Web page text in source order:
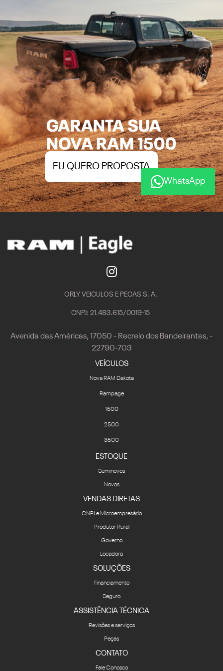
EU QUERO PROPOSTA
ORLY VEICULOS E PECAS S. A.
CNPJ: 21.483.615/0019-15
Avenida das Américas, 17050 - Recreio dos Bandeirantes, -
22790-703
VEÍCULOS
Nova RAM Dakota
Rampage
1500
2500
3500
ESTOQUE
Seminovos
Novos
VENDAS DIRETAS
CNPJ e Microempresário
Produtor Rural
Governo
Locadora
SOLUÇÕES
Financiamento
Seguro
ASSISTÊNCIA TÉCNICA
Revisões e serviços
Peças
CONTATO
Fale Conosco
WhatsApp